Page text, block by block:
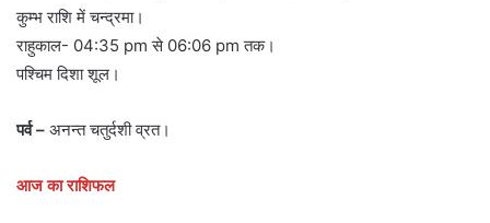
कुम्भ राशि में चन्द्रमा।
राहुकाल- 04:35 pm से 06:06 pm तक।
पश्चिम दिशा शूल।
पर्व – अनन्त चतुर्दशी व्रत।
आज का राशिफल